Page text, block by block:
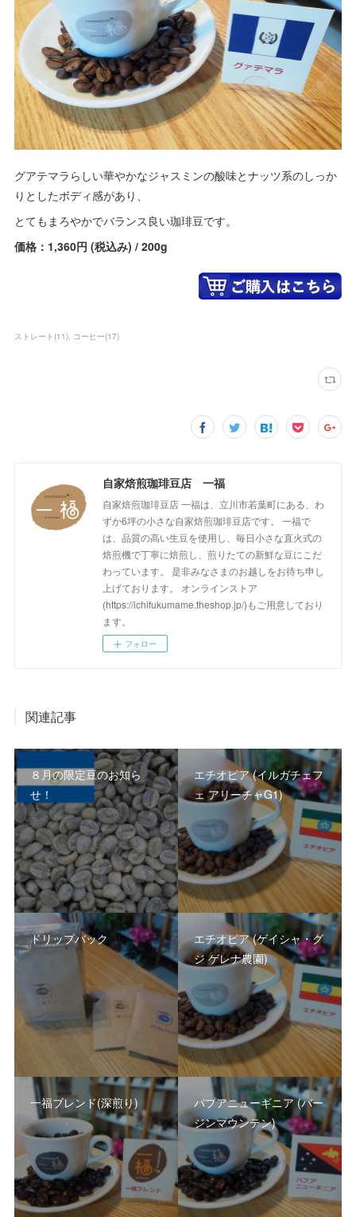
グアテマラらしい華やかなジャスミンの酸味とナッツ系のしっか
りとしたボディ感があり、
とてもまろやかでバランス良い珈琲豆です。
価格：1,360円 (税込み) / 200g
ストレート (11) コーヒー(17)
自家焙煎珈琲豆店 一福
自家焙煎珈琲豆店 一福は、立川市若葉町にある、わ
ずか6坪の小さな自家焙煎珈琲豆店です。 一福で
は、品質の高い生豆を使用し、毎日小さな直火式の
焙煎機で丁寧に焙煎し、煎りたての新鮮な豆にこだ
わっています。 是非みなさまのお越しをお待ち申し
上げております。 オンラインストア
(https://ichifukumame.theshop.jp/)もご用意しており
ます。
フォロー
関連記事
８月の限定豆のお知ら
せ！
エチオピア (イルガチェフ
ェ アリーチャG1)
ドリップバック
エチオピア (ゲイシャ・グ
ジ ゲレナ農園)
一福ブレンド(深煎り)
パプアニューギニア (バー
ジンマウンテン)